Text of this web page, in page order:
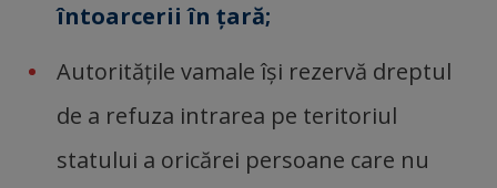
întoarcerii în ţară;
Autorităţile vamale îşi rezervă dreptul
de a refuza intrarea pe teritoriul
statului a oricărei persoane care nu